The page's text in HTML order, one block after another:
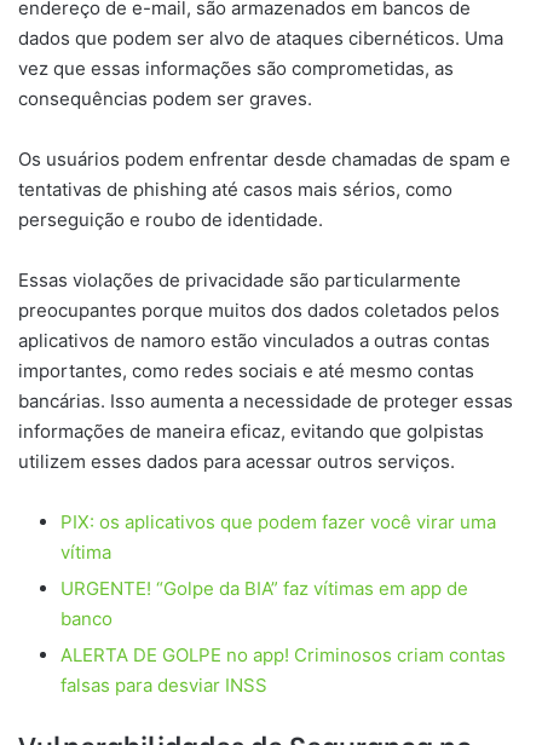
endereço de e-mail, são armazenados em bancos de
dados que podem ser alvo de ataques cibernéticos. Uma
vez que essas informações são comprometidas, as
consequências podem ser graves.
Os usuários podem enfrentar desde chamadas de spam e
tentativas de phishing até casos mais sérios, como
perseguição e roubo de identidade.
Essas violações de privacidade são particularmente
preocupantes porque muitos dos dados coletados pelos
aplicativos de namoro estão vinculados a outras contas
importantes, como redes sociais e até mesmo contas
bancárias. Isso aumenta a necessidade de proteger essas
informações de maneira eficaz, evitando que golpistas
utilizem esses dados para acessar outros serviços.
PIX: os aplicativos que podem fazer você virar uma
vítima
URGENTE! “Golpe da BIA” faz vítimas em app de
banco
ALERTA DE GOLPE no app! Criminosos criam contas
falsas para desviar INSS